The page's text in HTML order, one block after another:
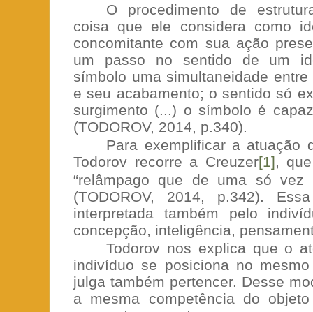
O procedimento de
coisa que ele considera como
concomitante com sua ação
um passo no sentido de um
símbolo uma simultaneidade
e seu acabamento; o sentido só
surgimento (...) o símbolo é
(TODOROV, 2014, p.340).
Para exemplificar a atuação
Todorov recorre a Creuzer[1] ,
“relâmpago que de uma só vez
(TODOROV, 2014, p.342).
interpretada também pelo
concepção, inteligência,
Todorov nos explica que o
indivíduo se posiciona no
julga também pertencer. Desse
a mesma competência do